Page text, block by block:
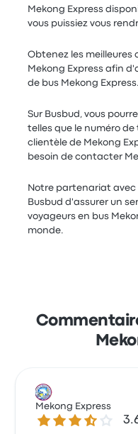
Mekong Express
vous puissiez vous
Obtenez les meilleures
Mekong Express afin
de bus Mekong Express.
Sur Busbud, vous
telles que le numéro
clientèle de Mekong
besoin de contacter
Notre partenariat avec
Busbud d'assurer un
voyageurs en bus
monde.
Mekong Express
3.6 sur 5 étoiles